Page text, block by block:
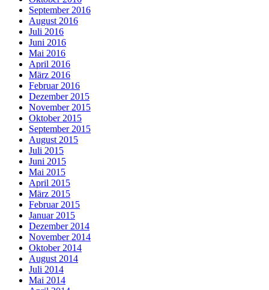
September 2016
August 2016
Juli 2016
Juni 2016
Mai 2016
April 2016
März 2016
Februar 2016
Dezember 2015
November 2015
Oktober 2015
September 2015
August 2015
Juli 2015
Juni 2015
Mai 2015
April 2015
März 2015
Februar 2015
Januar 2015
Dezember 2014
November 2014
Oktober 2014
August 2014
Juli 2014
Mai 2014